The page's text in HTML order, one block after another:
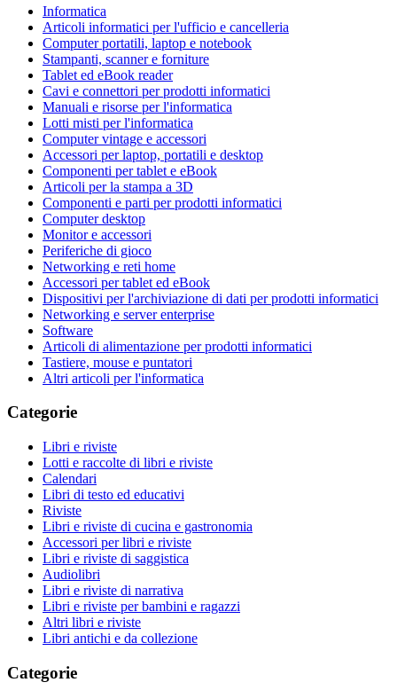
Informatica
Articoli informatici per l'ufficio e cancelleria
Computer portatili, laptop e notebook
Stampanti, scanner e forniture
Tablet ed eBook reader
Cavi e connettori per prodotti informatici
Manuali e risorse per l'informatica
Lotti misti per l'informatica
Computer vintage e accessori
Accessori per laptop, portatili e desktop
Componenti per tablet e eBook
Articoli per la stampa a 3D
Componenti e parti per prodotti informatici
Computer desktop
Monitor e accessori
Periferiche di gioco
Networking e reti home
Accessori per tablet ed eBook
Dispositivi per l'archiviazione di dati per prodotti informatici
Networking e server enterprise
Software
Articoli di alimentazione per prodotti informatici
Tastiere, mouse e puntatori
Altri articoli per l'informatica
Categorie
Libri e riviste
Lotti e raccolte di libri e riviste
Calendari
Libri di testo ed educativi
Riviste
Libri e riviste di cucina e gastronomia
Accessori per libri e riviste
Libri e riviste di saggistica
Audiolibri
Libri e riviste di narrativa
Libri e riviste per bambini e ragazzi
Altri libri e riviste
Libri antichi e da collezione
Categorie